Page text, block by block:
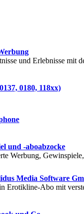
und Erlebnisse mit
0180, 118xx)
und -aboabzocke
Werbung,
Media Software
Erotikline-Abo mit